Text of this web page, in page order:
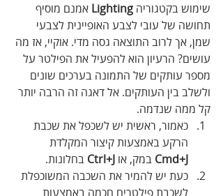
שימוש בקטגוריה Lighting אמנם מוסיף
תחושה של עובי לצבע האופיינית לצבעי
שמן, אך לרוב התוצאה גסה מדי. אוקיי, אז מה
עושים? הרעיון הוא להפעיל את הפילטר על
מספר עותקים של התמונה בערכים שונים
ולשלב בין העותקים. אל דאגה זה הרבה יותר
קל ממה שנדמה.
כאמור, ראשית יש לשכפל את שכבת
הרקע באמצעות קיצור המקלדת
Cmd+J במק, או Ctrl+J בחלונות.
כעת יש להמיר את השכבה המשוכפלת
לשכבת פילטרים חכמה באמצעות